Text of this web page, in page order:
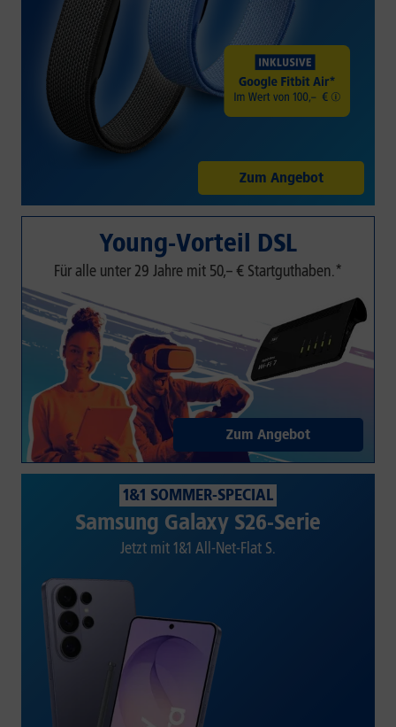
Zum Angebot
Young-Vorteil DSL
Für alle unter 29 Jahre mit 50,– € Startguthaben.*
Zum Angebot
1&1 SOMMER-SPECIAL
Samsung Galaxy S26-Serie
Jetzt mit 1&1 All-Net-Flat S.